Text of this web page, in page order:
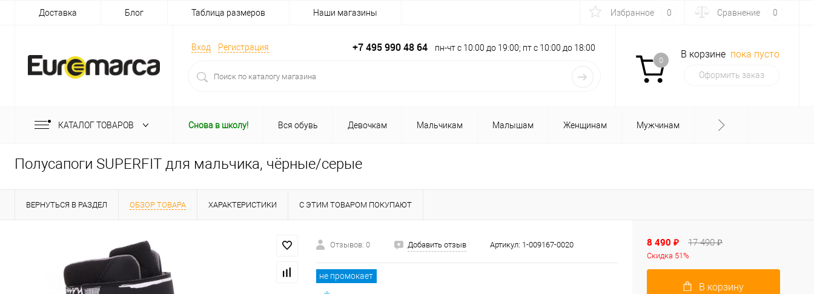
Доставка Блог Таблица размеров Наши магазины Избранное 0 Сравнение 0
Вход Регистрация +7 495 990 48 64 пн-чт с 10:00 до 19:00; пт с 10:00 до 18:00
0
В корзине пока пусто
Оформить заказ
КАТАЛОГ ТОВАРОВ Снова в школу! Вся обувь Девочкам Мальчикам Малышам Женщинам Мужчинам
Полусапоги SUPERFIT для мальчика, чёрные/серые
ВЕРНУТЬСЯ В РАЗДЕЛ ОБЗОР ТОВАРА ХАРАКТЕРИСТИКИ С ЭТИМ ТОВАРОМ ПОКУПАЮТ
Отзывов: 0 Добавить отзыв Артикул: 1-009167-0020
не промокает
8 490 ₽ 17 490 ₽
Скидка 51%
В корзину